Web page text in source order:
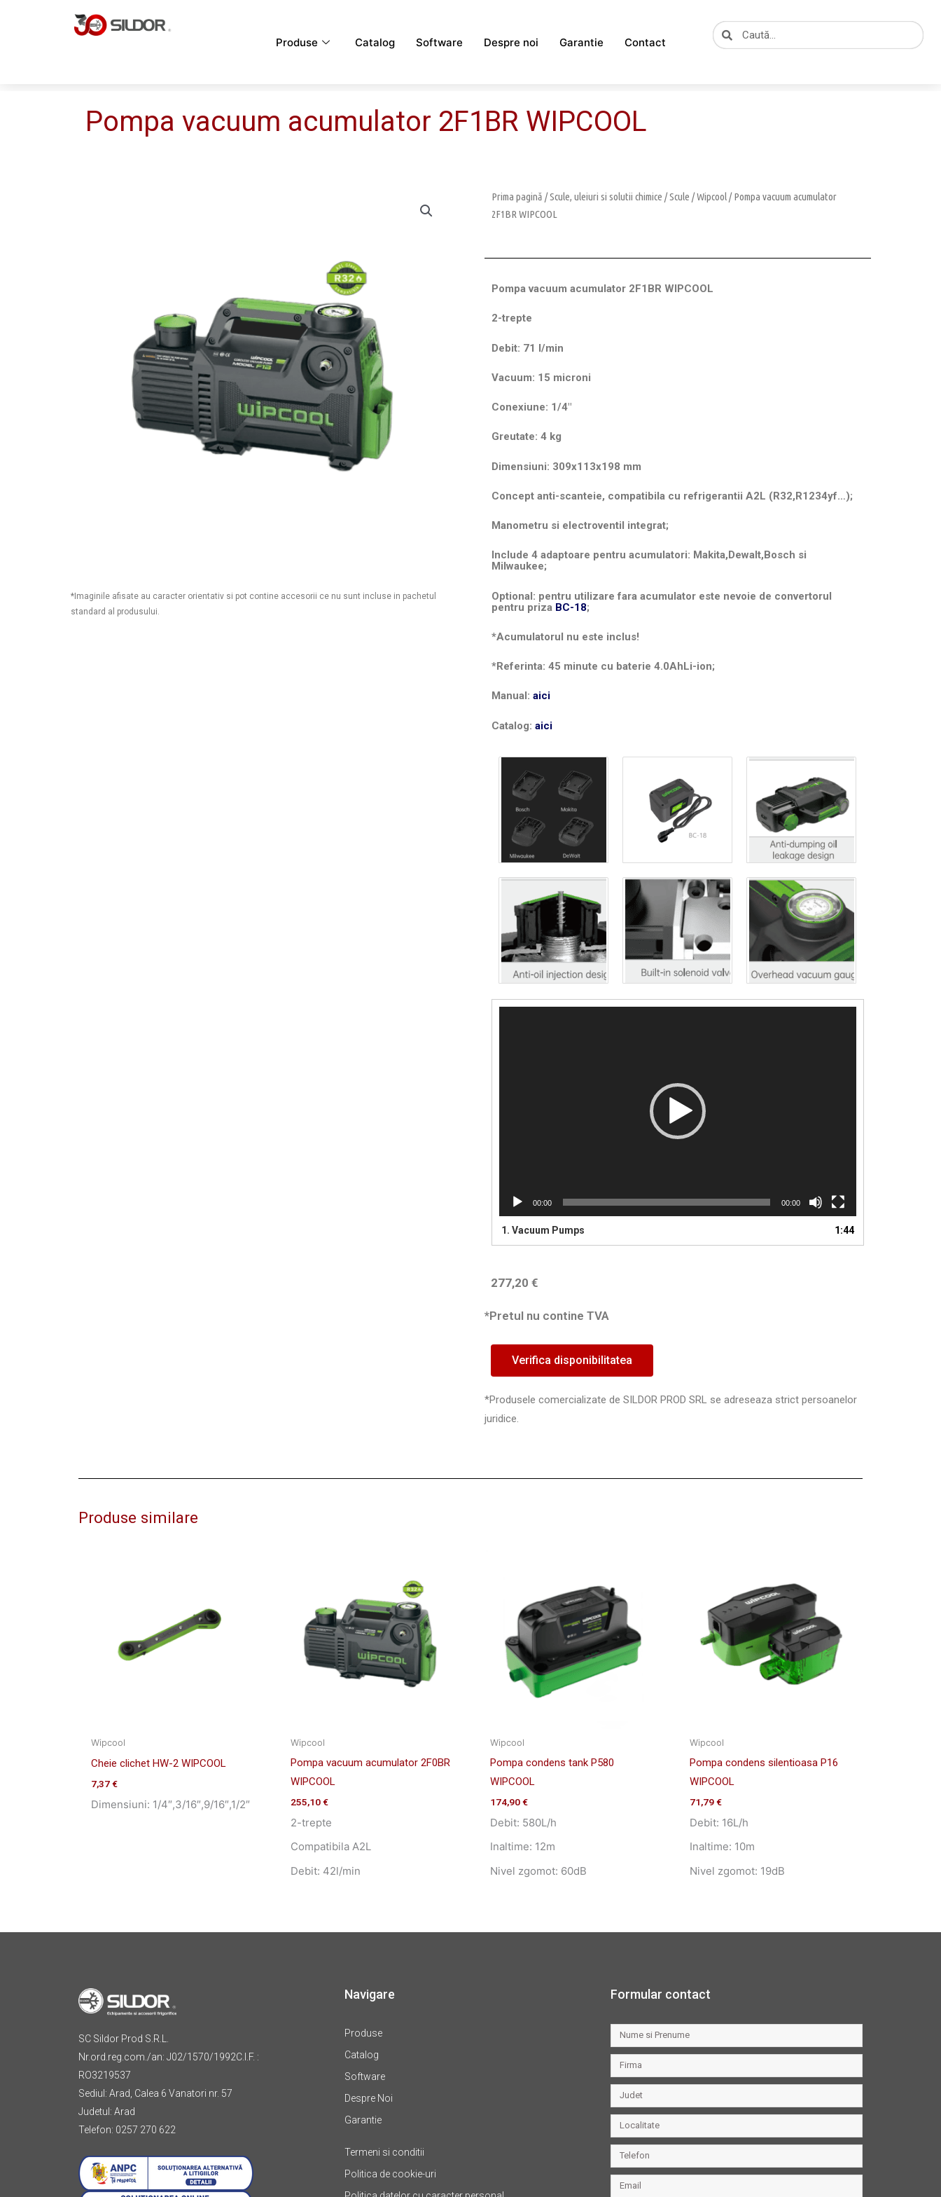
Produse Catalog Software Despre noi Garantie Contact
CautăCaută
Pompa vacuum acumulator 2F1BR WIPCOOL
*Imaginile afisate au caracter orientativ si pot contine accesorii ce nu sunt incluse in pachetul
standard al produsului.
Prima pagină /Scule, uleiuri si solutii chimice /Scule /Wipcool/ Pompa vacuum acumulator
2F1BR WIPCOOL
Pompa vacuum acumulator 2F1BR WIPCOOL
2-trepte
Debit: 71 l/min
Vacuum: 15 microni
Conexiune: 1/4″
Greutate: 4 kg
Dimensiuni: 309x113x198 mm
Concept anti-scanteie, compatibila cu refrigerantii A2L (R32,R1234yf…);
Manometru si electroventil integrat;
Include 4 adaptoare pentru acumulatori: Makita,Dewalt,Bosch si
Milwaukee;
Optional: pentru utilizare fara acumulator este nevoie de convertorul
pentru priza BC-18;
*Acumulatorul nu este inclus!
*Referinta: 45 minute cu baterie 4.0AhLi-ion;
Manual: aici
Catalog: aici
00:00 00:00
1. Vacuum Pumps 1:44
277,20 €
*Pretul nu contine TVA
Verifica disponibilitatea
*Produsele comercializate de SILDOR PROD SRL se adreseaza strict persoanelor
juridice.
Produse similare
Wipcool
Cheie clichet HW-2 WIPCOOL
7,37€
Dimensiuni: 1/4″,3/16″,9/16″,1/2″
Wipcool
Pompa vacuum acumulator 2F0BR
WIPCOOL
255,10€
2-trepte
Compatibila A2L
Debit: 42l/min
Wipcool
Pompa condens tank P580
WIPCOOL
174,90€
Debit: 580L/h
Inaltime: 12m
Nivel zgomot: 60dB
Wipcool
Pompa condens silentioasa P16
WIPCOOL
71,79€
Debit: 16L/h
Inaltime: 10m
Nivel zgomot: 19dB
SC Sildor Prod S.R.L.
Nr.ord.reg.com./an: J02/1570/1992C.I.F. :
RO3219537
Sediul: Arad, Calea 6 Vanatori nr. 57
Judetul: Arad
Telefon: 0257 270 622
Navigare
Produse
Catalog
Software
Despre Noi
Garantie
Termeni si conditii
Politica de cookie-uri
Formular contact